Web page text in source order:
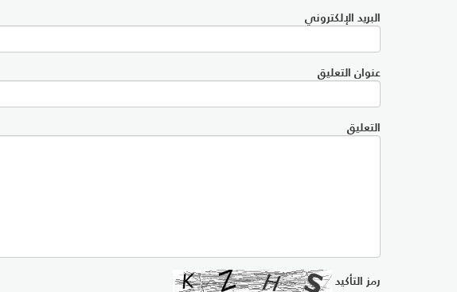
البريد الإلكتروني
عنوان التعليق
التعليق
رمز التأكيد